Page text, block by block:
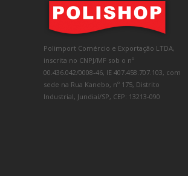
Polimport Comércio e Exportação LTDA,
inscrita no CNPJ/MF sob o nº
00.436.042/0008-46, IE 407.458.707.103, com
sede na Rua Kanebo, nº 175, Distrito
Industrial, Jundiaí/SP, CEP: 13213-090